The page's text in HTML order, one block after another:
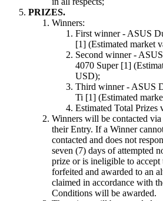
PRIZES.
Winners:
First winner - ASUS
[1] (Estimated market
Second winner -
4070 Super [1]
USD);
Third winner - ASUS
Ti [1] (Estimated
Estimated Total Prizes
Winners will be contacted
their Entry. If a Winner
contacted and does not
seven (7) days of attempted
prize or is ineligible to
forfeited and awarded to an
claimed in accordance with
Conditions will be awarded.